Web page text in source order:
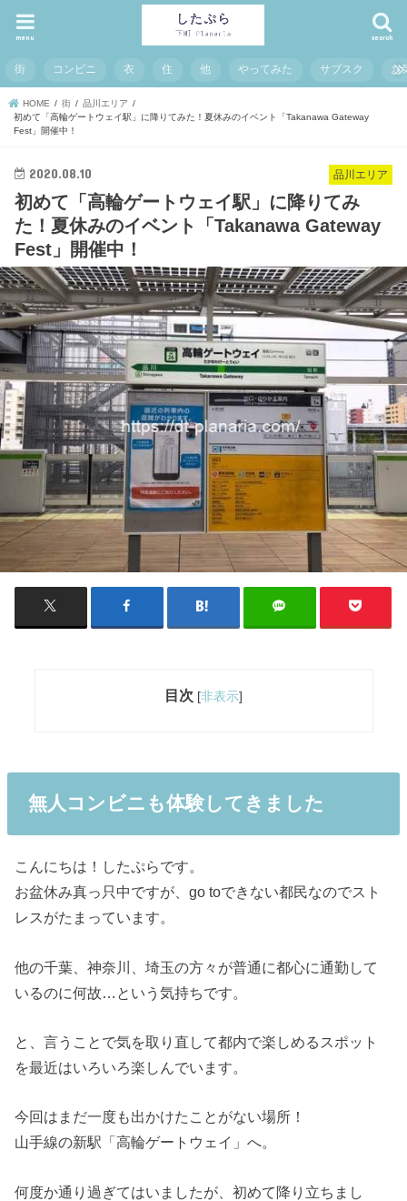
search
menu
街 コンビニ 衣 住 他 やってみた サブスク お
HOME 街
品川エリア
初めて「高輪ゲートウェイ駅」に降りてみた！夏休みのイベント「Takanawa Gateway
Fest」開催中！
品川エリア
2020.08.10
初めて「高輪ゲートウェイ駅」に降りてみ
た！夏休みのイベント「Takanawa Gateway
Fest」開催中！
目次 [非表示]
無人コンビニも体験してきました
こんにちは！したぷらです。
お盆休み真っ只中ですが、go toできない都民なのでスト
レスがたまっています。
他の千葉、神奈川、埼玉の方々が普通に都心に通勤して
いるのに何故…という気持ちです。
と、言うことで気を取り直して都内で楽しめるスポット
を最近はいろいろ楽しんでいます。
今回はまだ一度も出かけたことがない場所！
山手線の新駅「高輪ゲートウェイ」へ。
何度か通り過ぎてはいましたが、初めて降り立ちまし